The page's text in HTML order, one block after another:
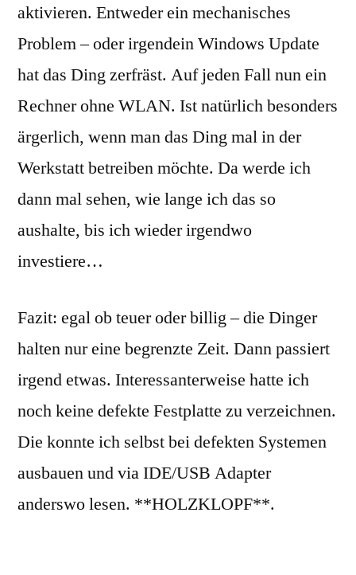
aktivieren. Entweder ein mechanisches
Problem – oder irgendein Windows Update
hat das Ding zerfräst. Auf jeden Fall nun ein
Rechner ohne WLAN. Ist natürlich besonders
ärgerlich, wenn man das Ding mal in der
Werkstatt betreiben möchte. Da werde ich
dann mal sehen, wie lange ich das so
aushalte, bis ich wieder irgendwo
investiere…
Fazit: egal ob teuer oder billig – die Dinger
halten nur eine begrenzte Zeit. Dann passiert
irgend etwas. Interessanterweise hatte ich
noch keine defekte Festplatte zu verzeichnen.
Die konnte ich selbst bei defekten Systemen
ausbauen und via IDE/USB Adapter
anderswo lesen. **HOLZKLOPF**.